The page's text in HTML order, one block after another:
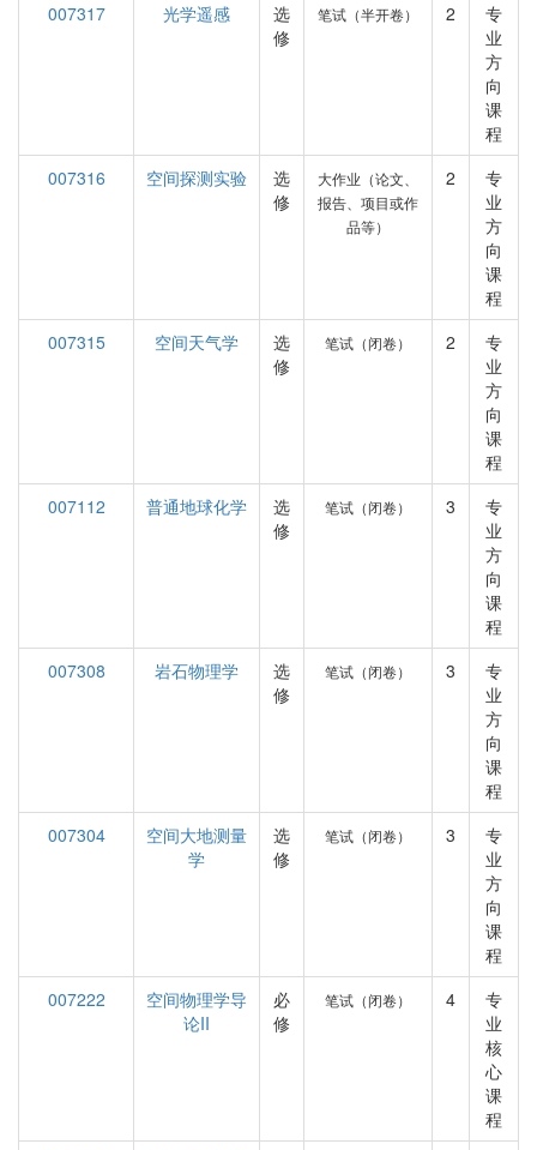
007317 光学遥感
选
修
笔试（半开卷） 2
专
业
方
向
课
程
007316
空间探测实验
选
修
大作业（论文、
报告、项目或作
品等）
2
专
业
方
向
课
程
007315
空间天气学
选
修
笔试（闭卷） 2
专
业
方
向
课
程
007112
普通地球化学
选
修
笔试（闭卷） 3
专
业
方
向
课
程
007308
岩石物理学
选
修
笔试（闭卷） 3
专
业
方
向
课
程
007304
空间大地测量
学
选
修
笔试（闭卷） 3
专
业
方
向
课
程
007222
空间物理学导
论II
必
修
笔试（闭卷） 4
专
业
核
心
课
程